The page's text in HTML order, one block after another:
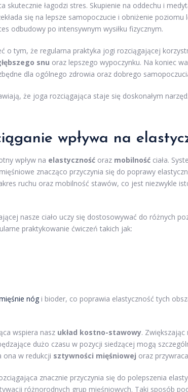
skutecznie łagodzi stres. Skupienie na oddechu i
się na lepsze samopoczucie i obniżenie
odbudowy po intensywnym wysiłku fizycznym.
o tym, że regularna praktyka jogi rozciągającej
snu oraz lepszego wypoczynku. Na koniec
dla ogólnego zdrowia oraz dobrego
że joga rozciągająca staje się doskonałym
wpływa na
wpływ na elastyczność oraz mobilność ciała.
znacząco przyczynia się do poprawy
ruchu oraz mobilność stawów, co jest niezwykle
nasze ciało uczy się dostosowywać do różnych
praktykowanie ćwiczeń takich jak:
nóg i bioder, co poprawia elastyczność tych
wspiera nasz układ kostno-stawowy.
dużo czasu w pozycji siedzącej mogą
ona w redukcji sztywności mięśniowej oraz
znacznie przyczynia się do polepszenia
różnorodnych grup mięśniowych. Taki sposób